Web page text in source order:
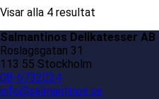
Visar alla 4 resultat
Salmantinos Delikatesser AB
Roslagsgatan 31
113 55 Stockholm
08-6732024
info@salmantinos.se